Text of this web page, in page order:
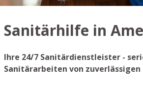
Sanitärhilfe in
Ihre 24/7 Sanitärdienstleister -
Sanitärarbeiten von zuverlässigen